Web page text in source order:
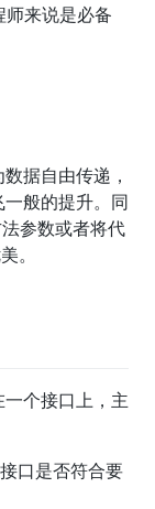
来说是必备
据自由传递，
般的提升。同
参数或者将代
。
个接口上，主
口是否符合要